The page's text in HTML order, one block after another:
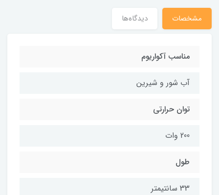
مشخصات دیدگاه‌ها
مناسب آکواریوم
آب شور و شیرین
توان حرارتی
200 وات
طول
33 سانتیمتر